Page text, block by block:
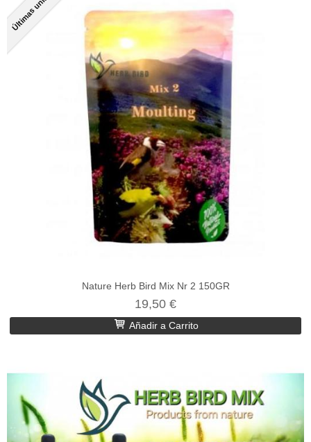
Nature Herb Bird Mix Nr 2 150GR
19,50 €
Añadir a Carrito